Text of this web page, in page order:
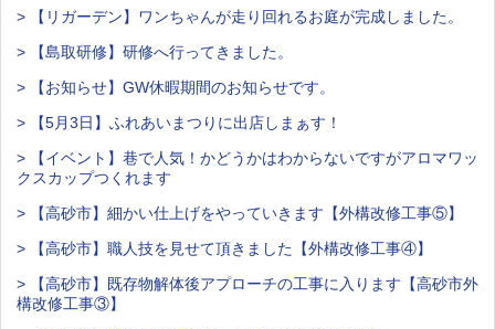
> 【リガーデン】ワンちゃんが走り回れるお庭が完成しました。
> 【島取研修】研修へ行ってきました。
> 【お知らせ】GW休暇期間のお知らせです。
> 【5月3日】ふれあいまつりに出店しまぁす！
> 【イベント】巷で人気！かどうかはわからないですがアロマワッ
クスカップつくれます
> 【高砂市】細かい仕上げをやっていきます【外構改修工事⑤】
> 【高砂市】職人技を見せて頂きました【外構改修工事④】
> 【高砂市】既存物解体後アプローチの工事に入ります【高砂市外
構改修工事③】